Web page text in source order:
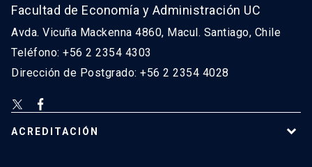
Facultad de Economía y Administración UC
Avda. Vicuña Mackenna 4860, Macul. Santiago, Chile
Teléfono: +56 2 2354 4303
Dirección de Postgrado: +56 2 2354 4028
ACREDITACIÓN